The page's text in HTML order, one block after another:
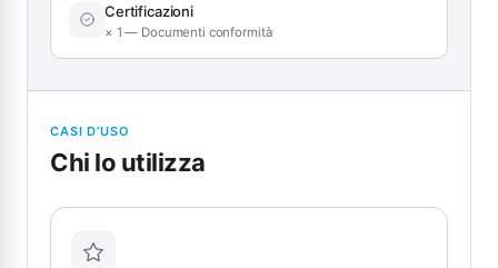
Certificazioni
× 1 — Documenti conformità
CASI D’USO
Chi lo utilizza